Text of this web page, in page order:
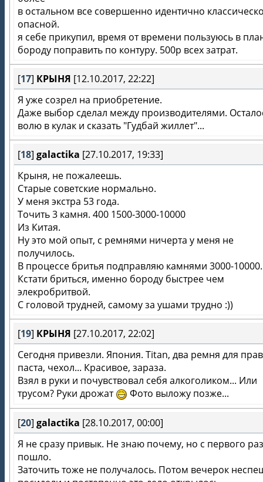
в остальном все совершенно идентично
опасной.
я себе прикупил, время от времени пользуюсь в
бороду поправить по контуру. 500р всех затрат.
[17] КРЫНЯ [12.10.2017, 22:22]
Я уже созрел на приобретение.
Даже выбор сделал между производителями.
волю в кулак и сказать "Гудбай жиллет"...
[18] galactika [27.10.2017, 19:33]
Крыня, не пожалеешь.
Старые советские нормально.
У меня экстра 53 года.
Точить 3 камня. 400 1500-3000-10000
Из Китая.
Ну это мой опыт, с ремнями ничерта у меня не
получилось.
В процессе бритья подправляю камнями 3000-10000.
Кстати бриться, именно бороду быстрее чем
элекробритвой.
С головой трудней, самому за ушами трудно :))
[19] КРЫНЯ [27.10.2017, 22:02]
Сегодня привезли. Япония. Titan, два ремня для
паста, чехол... Красивое, зараза.
Взял в руки и почувствовал себя алкоголиком... Или
трусом? Руки дрожат
Фото выложу позже...
[20] galactika [28.10.2017, 00:00]
Я не сразу привык. Не знаю почему, но с первого
пошло.
Заточить тоже не получалось. Потом вечерок